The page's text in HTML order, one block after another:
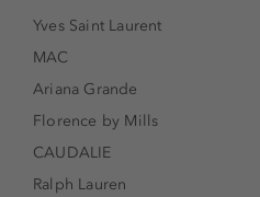
Yves Saint Laurent
MAC
Ariana Grande
Florence by Mills
CAUDALIE
Ralph Lauren